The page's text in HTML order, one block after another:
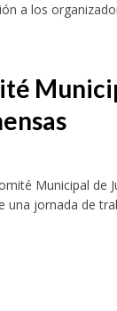
a los
Municipal de
jornada de